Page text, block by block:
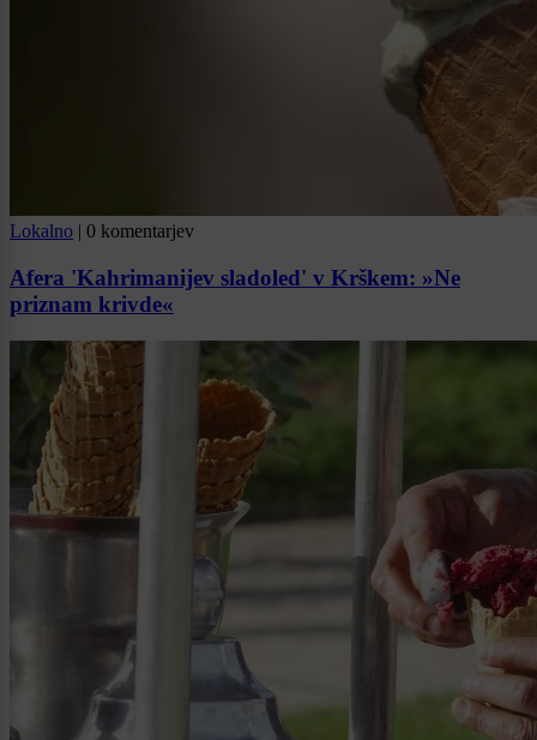
Lokalno | 0 komentarjev
Afera 'Kahrimanijev sladoled' v Krškem: »Ne
priznam krivde«